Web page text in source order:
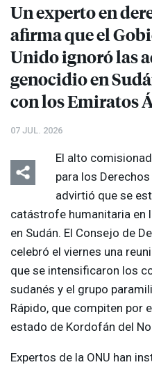
Un experto en
afirma que el
Unido ignoró las
genocidio en
con los Emiratos
07 JUL. 2026
El alto
para los
advirtió que se
catástrofe humanitaria en
en Sudán. El Consejo de
celebró el viernes una
que se intensificaron los
sudanés y el grupo
Rápido, que compiten por
estado de Kordofán del
Expertos de la ONU han